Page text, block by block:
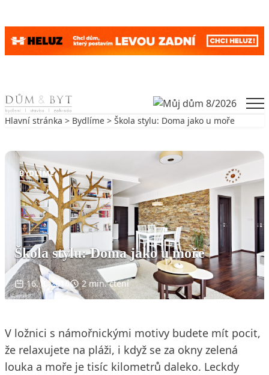
Skip to content
Hlavní stránka > Bydlíme > Škola stylu: Doma jako u moře
BYDLÍME
Škola stylu: Doma jako u moře
16. 8. 2016 2 min. čtení
V ložnici s námořnickými motivy budete mít pocit,
že relaxujete na pláži, i když se za okny zelená
louka a moře je tisíc kilometrů daleko. Leckdy